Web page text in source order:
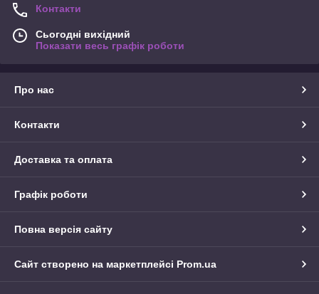
Контакти
Сьогодні вихідний
Показати весь графік роботи
Про нас
Контакти
Доставка та оплата
Графік роботи
Повна версія сайту
Сайт створено на маркетплейсі Prom.ua